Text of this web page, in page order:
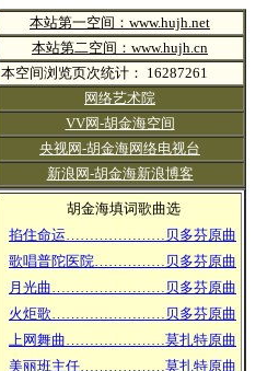
本站第一空间：www.hujh.net
本站第二空间：www.hujh.cn
本空间浏览页次统计： 16287261
网络艺术院
VV网-胡金海空间
央视网-胡金海网络电视台
新浪网-胡金海新浪博客
胡金海填词歌曲选
掐住命运…………………贝多芬原曲
歌唱普陀医院……………贝多芬原曲
月光曲……………………贝多芬原曲
火炬歌……………………贝多芬原曲
上网舞曲…………………莫扎特原曲
美丽班主任………………莫扎特原曲